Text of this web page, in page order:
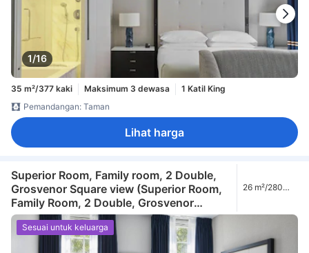
1/16
35 m²/377 kaki Maksimum 3 dewasa
1 Katil King
Pemandangan: Taman
Lihat harga
Superior Room, Family room, 2 Double,
Grosvenor Square view (Superior Room,
Family Room, 2 Double, Grosvenor
Square View)
26 m²/280
Sesuai untuk keluarga